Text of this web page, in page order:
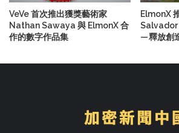
VeVe 首次推出獲獎藝術家
Nathan Sawaya 與 ElmonX 合
作的數字作品集
ElmonX
Salvador
— 釋放創